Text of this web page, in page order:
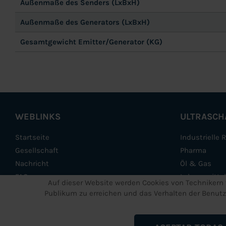
Außenmaße des Senders (LxBxH)
Außenmaße des Generators (LxBxH)
Gesamtgewicht Emitter/Generator (KG)
Auf dieser Website werden Cookies von
Publikum zu erreichen und das Verhalten der
WEBLINKS
Startseite
Gesellschaft
Nachricht
FAQs
Kontaktieren
Industrielle
Pharma
Öl & Gas
Weitere